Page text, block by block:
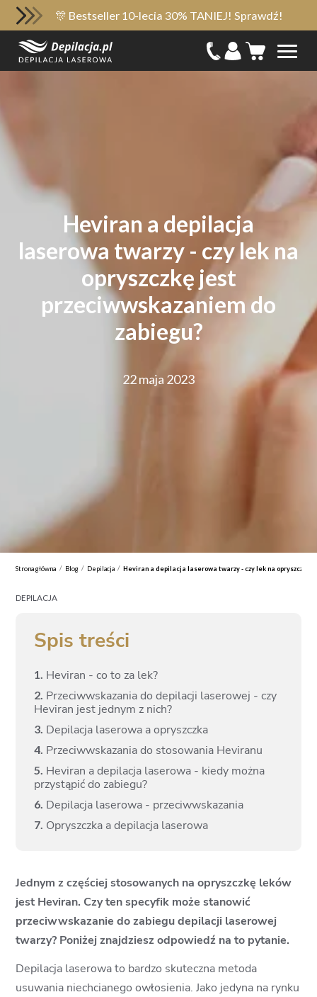
🎊 Bestseller 10-lecia 30% TANIEJ! Sprawdź!
Heviran a depilacja
laserowa twarzy - czy lek na
opryszczkę jest
przeciwwskazaniem do
zabiegu?
22 maja 2023
Strona główna / Blog / Depilacja / Heviran a depilacja laserowa twarzy - czy lek na opryszczkę
DEPILACJA
Spis treści
1. Heviran - co to za lek?
2. Przeciwwskazania do depilacji laserowej - czy
Heviran jest jednym z nich?
3. Depilacja laserowa a opryszczka
4. Przeciwwskazania do stosowania Heviranu
5. Heviran a depilacja laserowa - kiedy można
przystąpić do zabiegu?
6. Depilacja laserowa - przeciwwskazania
7. Opryszczka a depilacja laserowa
Jednym z częściej stosowanych na opryszczkę leków
jest Heviran. Czy ten specyfik może stanowić
przeciwwskazanie do zabiegu depilacji laserowej
twarzy? Poniżej znajdziesz odpowiedź na to pytanie.
Depilacja laserowa to bardzo skuteczna metoda
usuwania niechcianego owłosienia. Jako jedyna na rynku